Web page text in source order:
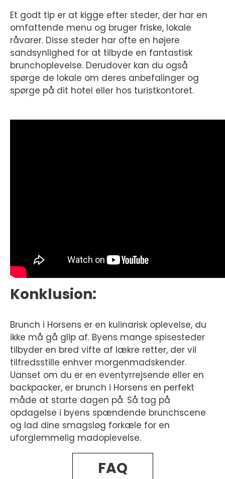
Et godt tip er at kigge efter steder, der har en
omfattende menu og bruger friske, lokale
råvarer. Disse steder har ofte en højere
sandsynlighed for at tilbyde en fantastisk
brunchoplevelse. Derudover kan du også
spørge de lokale om deres anbefalinger og
spørge på dit hotel eller hos turistkontoret.
Konklusion:
Brunch i Horsens er en kulinarisk oplevelse, du
ikke må gå glip af. Byens mange spisesteder
tilbyder en bred vifte af lækre retter, der vil
tilfredsstille enhver morgenmadskender.
Uanset om du er en eventyrrejsende eller en
backpacker, er brunch i Horsens en perfekt
måde at starte dagen på. Så tag på
opdagelse i byens spændende brunchscene
og lad dine smagsløg forkæle for en
uforglemmelig madoplevelse.
FAQ